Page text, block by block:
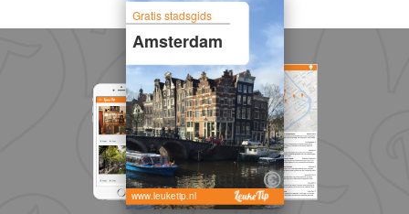
Gratis stadsgids
Amsterdam
www.leuketip.nl